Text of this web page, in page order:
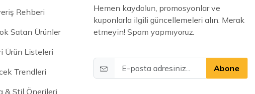
Rehberi
Satan Ürünler
Ürün Listeleri
Trendleri
& Stil Önerileri
Hemen kaydolun, promosyonlar ve
kuponlarla ilgili güncellemeleri alın. Merak
etmeyin! Spam yapmıyoruz.
Abone